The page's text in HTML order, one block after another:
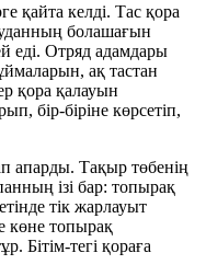
қайта келді. Тас қора
болашағын
еді. Отряд адамдары
ақ тастан
қора қалауын
бір-біріне көрсетіп,
апарды. Тақыр төбенің
ізі бар: топырақ
тік жарлауыт
көне топырақ
Бітім-тегі қораға